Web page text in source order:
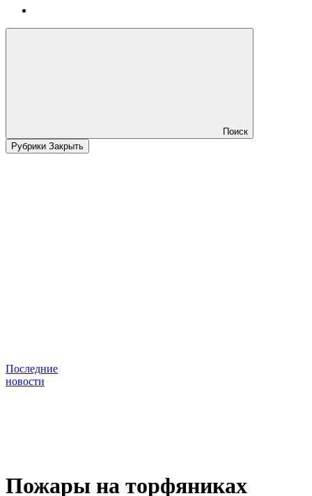
Поиск
Рубрики Закрыть
Последние
новости
Пожары на торфяниках